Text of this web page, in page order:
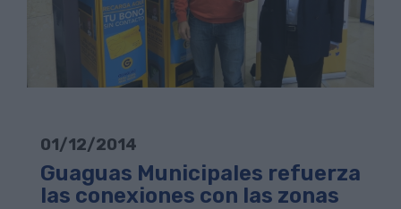
01/12/2014
Guaguas Municipales refuerza
las conexiones con las zonas